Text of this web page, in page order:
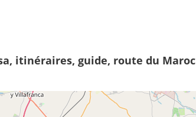
itinéraires, guide, route du Maroc